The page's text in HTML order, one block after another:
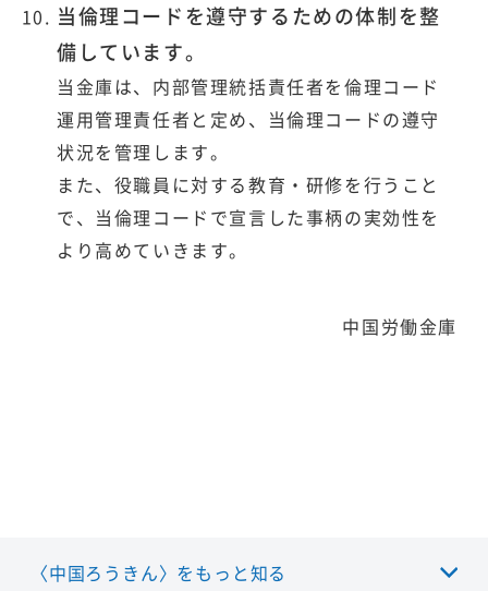
当倫理コードを遵守するための体制を整
備しています。
当金庫は、内部管理統括責任者を倫理コード
運用管理責任者と定め、当倫理コードの遵守
状況を管理します。
また、役職員に対する教育・研修を行うこと
で、当倫理コードで宣言した事柄の実効性を
より高めていきます。
中国労働金庫
〈中国ろうきん〉をもっと知る